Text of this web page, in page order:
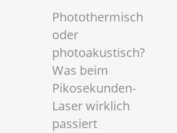
Photothermisch
oder
photoakustisch?
Was beim
Pikosekunden-
Laser wirklich
passiert